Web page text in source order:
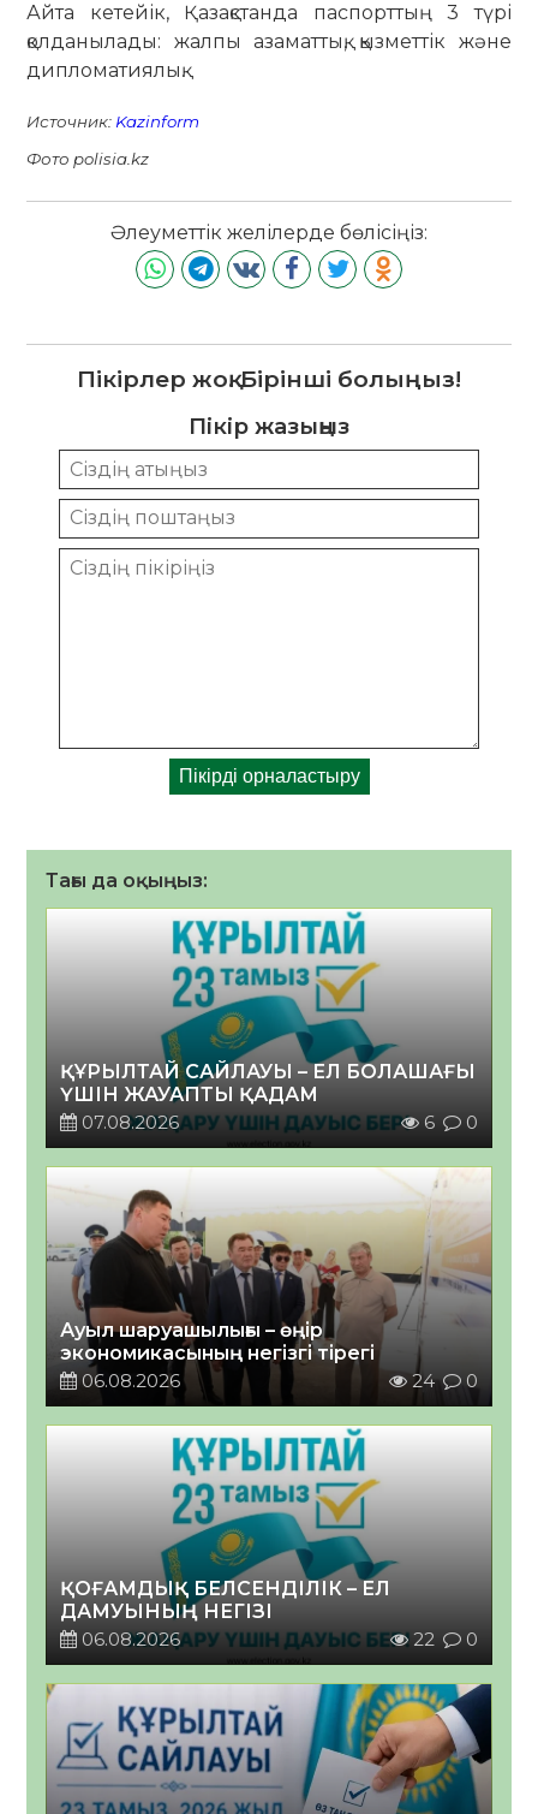
Айта кетейік, Қазақстанда паспорттың 3 түрі
қолданылады: жалпы азаматтық, қызметтік және
дипломатиялық.
Источник: Kazinform
Фото polisia.kz
Әлеуметтік желілерде бөлісіңіз:
Пікірлер жоқ. Бірінші болыңыз!
Пікір жазыңыз
Тағы да оқыңыз:
ҚҰРЫЛТАЙ САЙЛАУЫ – ЕЛ БОЛАШАҒЫ
ҮШІН ЖАУАПТЫ ҚАДАМ
07.08.2026
6 0
Ауыл шаруашылығы – өңір
экономикасының негізгі тірегі
06.08.2026
24 0
ҚОҒАМДЫҚ БЕЛСЕНДІЛІК – ЕЛ
ДАМУЫНЫҢ НЕГІЗІ
06.08.2026
22 0